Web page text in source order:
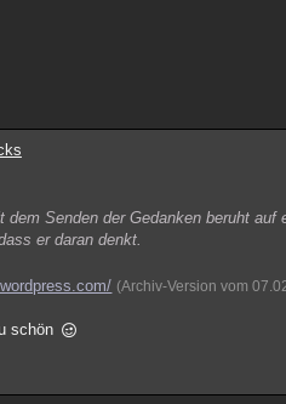
dem Senden der Gedanken beruht
er daran denkt.
(Archiv-Version vom
schön